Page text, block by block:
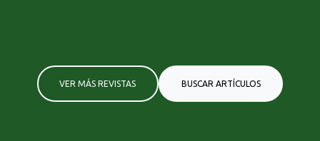
VER MÁS REVISTAS BUSCAR ARTÍCULOS